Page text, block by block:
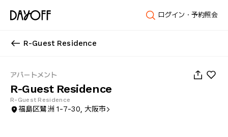
ログイン・予約照会
R-Guest Residence
アパートメント
R-Guest Residence
R-Guest Residence
福島区鷺洲 1-7-30, 大阪市